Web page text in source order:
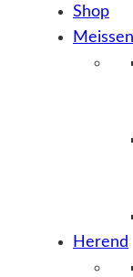
Shop
Herend